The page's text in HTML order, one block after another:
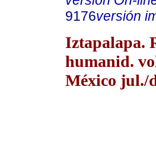
9176versión
Iztapalapa.
humanid.
México jul./